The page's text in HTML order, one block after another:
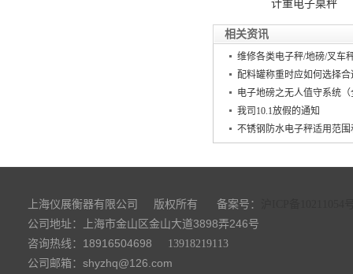
计重电子桌秤
相关资讯
维修各类电子秤/地磅/叉车
配料罐称重时应如何选择
电子地磅之无人值守系统
我司10.1放假的通知
不锈钢防水电子秤适用范
上海仪展衡器有限公司 版权所有 备案号：
公司地址：上海市金山区金山大道3898弄246号
咨询热线：18916504698
13918219113
公司邮箱：shyzhq@126.com